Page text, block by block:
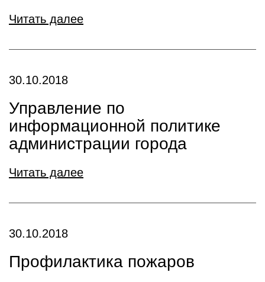
Читать далее
30.10.2018
Управление по
информационной политике
администрации города
Читать далее
30.10.2018
Профилактика пожаров